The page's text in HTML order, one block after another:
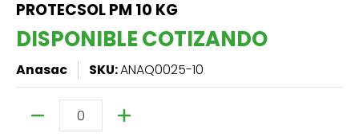
PROTECSOL PM 10 KG
DISPONIBLE COTIZANDO
Anasac SKU:ANAQ0025-10
Cantidad